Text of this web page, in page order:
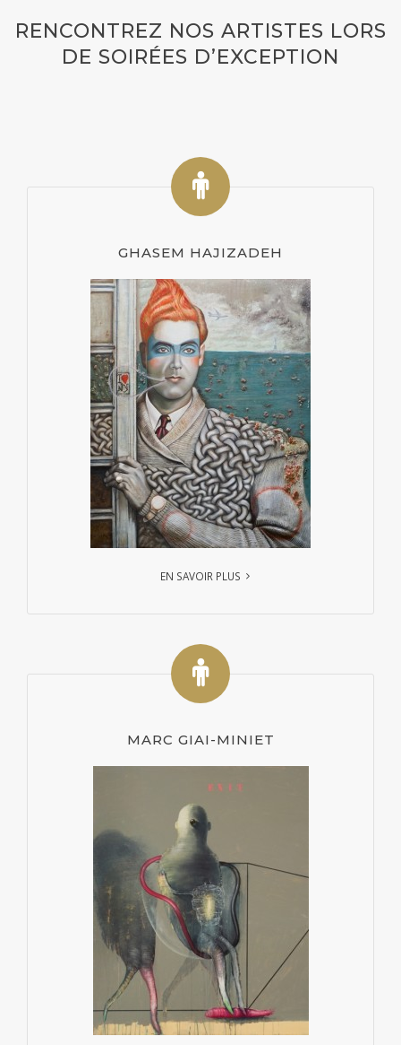
RENCONTREZ NOS ARTISTES LORS
DE SOIRÉES D’EXCEPTION
GHASEM HAJIZADEH
EN SAVOIR PLUS
MARC GIAI-MINIET